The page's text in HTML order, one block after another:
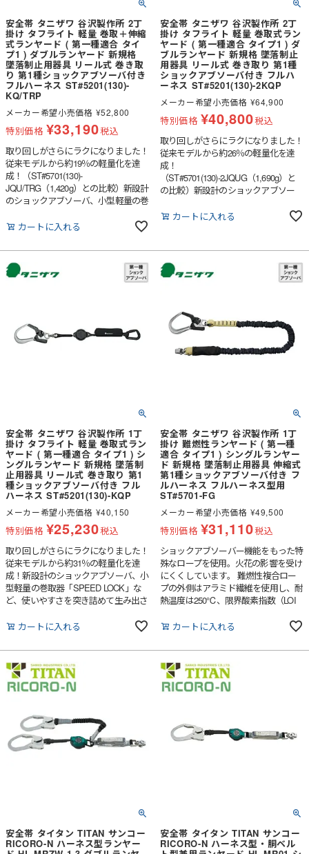
安全帯 タニザワ 谷沢製作所 2丁
掛け タフライト 軽量 巻取＋伸縮
式ランヤード ( 第一種適合 タイ
プ1 ) ダブルランヤード 新規格
墜落制止用器具 リール式 巻き取
り 第1種ショックアブソーバ付き
フルハーネス ST#5201(130)-
KQ/TRP
メーカー希望小売価格 ¥52,800
特別価格 ¥33,190税込
取り回しがさらにラクになりました！
従来モデルから約19％の軽量化を達
成！（ST#5701(130)-
JQU/TRG（1,420g）との比較）新設計
のショックアブソーバ、小型軽量の巻
すさを突き詰めて生み出された軽量巻
カートに入れる
安全帯 タニザワ 谷沢製作所 2丁
掛け タフライト 軽量 巻取式ラン
ヤード ( 第一種適合 タイプ1 ) ダ
ブルランヤード 新規格 墜落制止
用器具 リール式 巻き取り 第1種
ショックアブソーバ付き フルハ
ーネス ST#5201(130)-2KQP
メーカー希望小売価格 ¥64,900
特別価格 ¥40,800税込
取り回しがさらにラクになりました！
従来モデルから約26％の軽量化を達
成！
（ST#5701(130)-2JQUG（1,690g）と
の比較）新設計のショックアブソー
LOCK」など、使いやすさを突き詰め
カートに入れる
安全帯 タニザワ 谷沢製作所 1丁
掛け タフライト 軽量 巻取式ラン
ヤード ( 第一種適合 タイプ1 ) シ
ングルランヤード 新規格 墜落制
止用器具 リール式 巻き取り 第1
種ショックアブソーバ付き フル
ハーネス ST#5201(130)-KQP
メーカー希望小売価格 ¥40,150
特別価格 ¥25,230税込
取り回しがさらにラクになりました！
従来モデルから約31％の軽量化を達
成！新設計のショックアブソーバ、小
型軽量の巻取器「SPEED LOCK」な
ど、使いやすさを突き詰めて生み出さ
カートに入れる
安全帯 タニザワ 谷沢製作所 1丁
掛け 難燃性ランヤード ( 第一種
適合 タイプ1 ) シングルランヤー
ド 新規格 墜落制止用器具 伸縮式
第1種ショックアブソーバ付き フ
ルハーネス フルハーネス型用
ST#5701-FG
メーカー希望小売価格 ¥49,500
特別価格 ¥31,110税込
ショックアブソーバー機能をもった特
殊なロープを使用。火花の影響を受け
にくくしています。 難燃性複合ロー
プの外側はアラミド繊維を使用し、耐
熱温度は250℃、限界酸素指数（LOI
カートに入れる
安全帯 タイタン TITAN サンコー
RICORO-N ハーネス型ランヤー
安全帯 タイタン TITAN サンコー
RICORO-N ハーネス型・胴ベル